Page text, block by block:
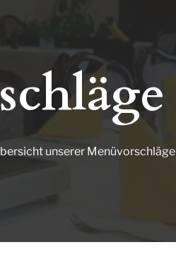
unserer Menüvorschläge